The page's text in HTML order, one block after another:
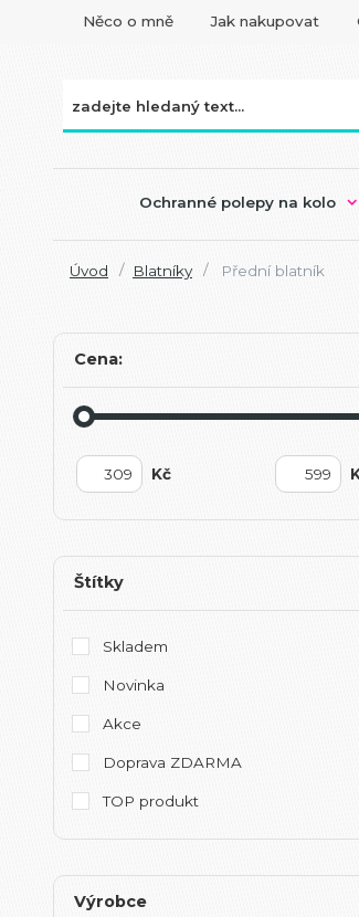
Něco o mně Jak nakupovat
Ochranné polepy na kolo
Úvod Blatníky Přední blatník
Cena:
Kč
Štítky
Skladem
Novinka
Akce
Doprava ZDARMA
TOP produkt
Výrobce